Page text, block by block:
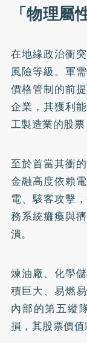
「物理屬
在地緣政治衝
風險等級。軍
價格管制的前
企業，其獲利
工製造業的股票
至於首當其衝
金融高度依賴
電、駭客攻擊
務系統癱瘓與
潰。
煉油廠、化學
積巨大、易燃
內部的第五縱
損，其股票價值